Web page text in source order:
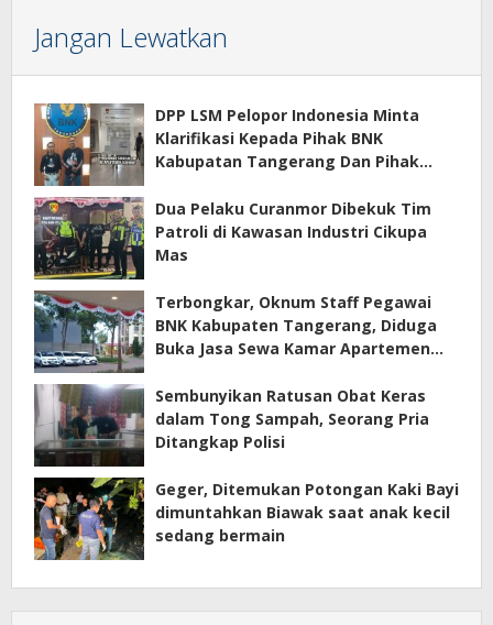
Jangan Lewatkan
DPP LSM Pelopor Indonesia Minta
Klarifikasi Kepada Pihak BNK
Kabupatan Tangerang Dan Pihak
Terkait Sewa Kamar Per Jam
Dua Pelaku Curanmor Dibekuk Tim
Patroli di Kawasan Industri Cikupa
Mas
Terbongkar, Oknum Staff Pegawai
BNK Kabupaten Tangerang, Diduga
Buka Jasa Sewa Kamar Apartemen
Sembunyikan Ratusan Obat Keras
dalam Tong Sampah, Seorang Pria
Ditangkap Polisi
Geger, Ditemukan Potongan Kaki Bayi
dimuntahkan Biawak saat anak kecil
sedang bermain